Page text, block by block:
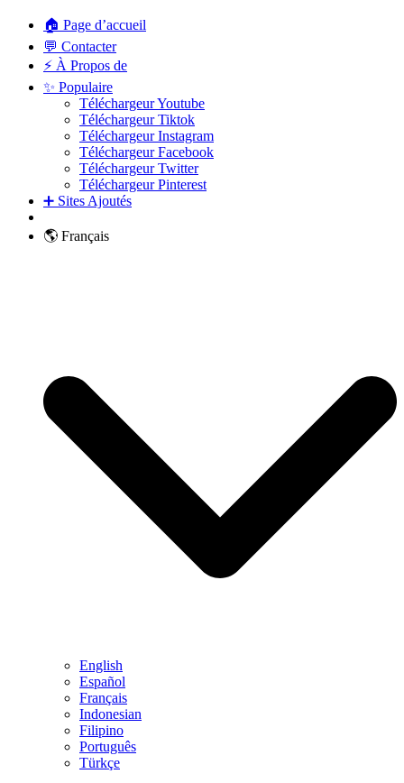
🏠 Page d’accueil
💬 Contacter
⚡ À Propos de
✨ Populaire
Téléchargeur Youtube
Téléchargeur Tiktok
Téléchargeur Instagram
Téléchargeur Facebook
Téléchargeur Twitter
Téléchargeur Pinterest
➕ Sites Ajoutés
🌎 Français
English
Español
Français
Indonesian
Filipino
Português
Türkçe